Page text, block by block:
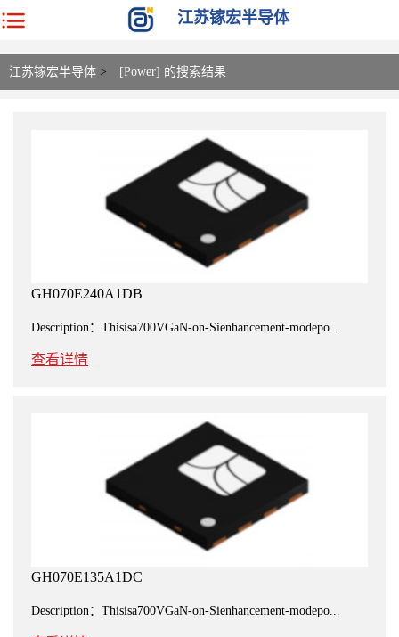
江苏镓宏半导体
江苏镓宏半导体 > [Power] 的搜索结果
GH070E240A1DB
Description：Thisisa700VGaN-on-Sienhancement-modepo...
查看详情
GH070E135A1DC
Description：Thisisa700VGaN-on-Sienhancement-modepo...